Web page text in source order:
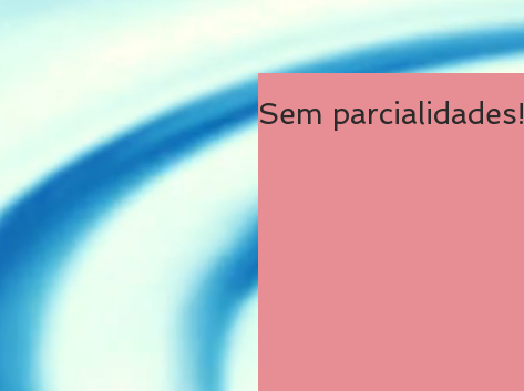
Sem parcialidades!